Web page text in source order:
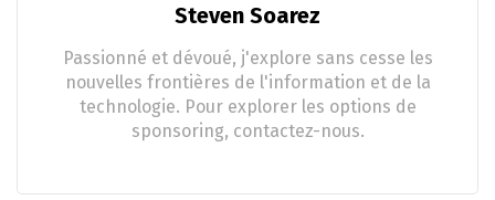
Steven Soarez
Passionné et dévoué, j'explore sans cesse les
nouvelles frontières de l'information et de la
technologie. Pour explorer les options de
sponsoring, contactez-nous.